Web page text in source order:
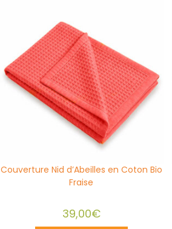
Couverture Nid d’Abeilles en Coton Bio
Fraise
39,00€